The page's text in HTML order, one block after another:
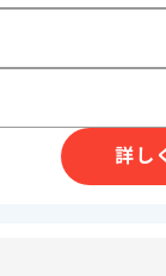
経験
ルをお持ちであれば申
詳し